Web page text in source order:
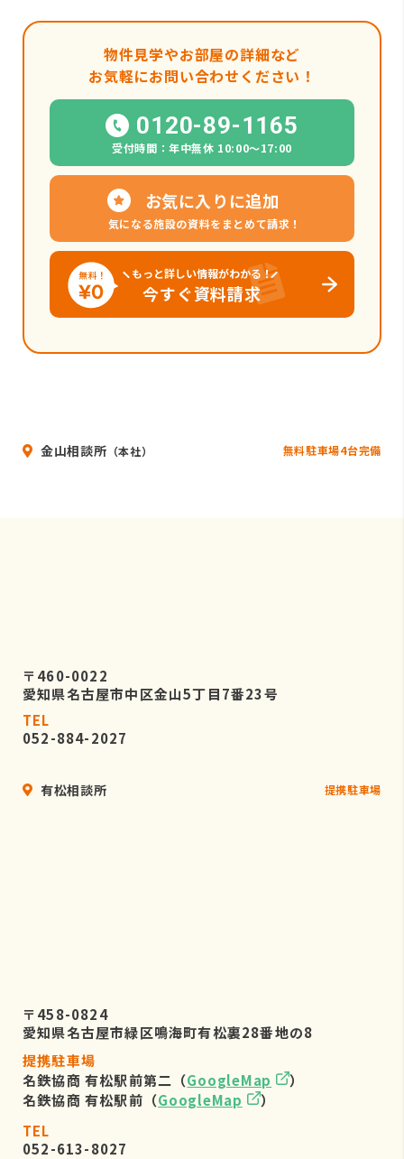
物件見学やお部屋の詳細など
お気軽にお問い合わせください！
0120-89-1165
受付時間：年中無休 10:00〜17:00
お気に入りに追加
気になる施設の資料をまとめて請求！
もっと詳しい情報がわかる！
今すぐ資料請求
金山相談所 （本社） 無料駐車場4台完備
〒460-0022
愛知県名古屋市中区金山5丁目7番23号
TEL
052-884-2027
有松相談所 提携駐車場
〒458-0824
愛知県名古屋市緑区鳴海町有松裏28番地の8
提携駐車場
名鉄協商 有松駅前第二（GoogleMap
）
名鉄協商 有松駅前（GoogleMap
）
TEL
052-613-8027